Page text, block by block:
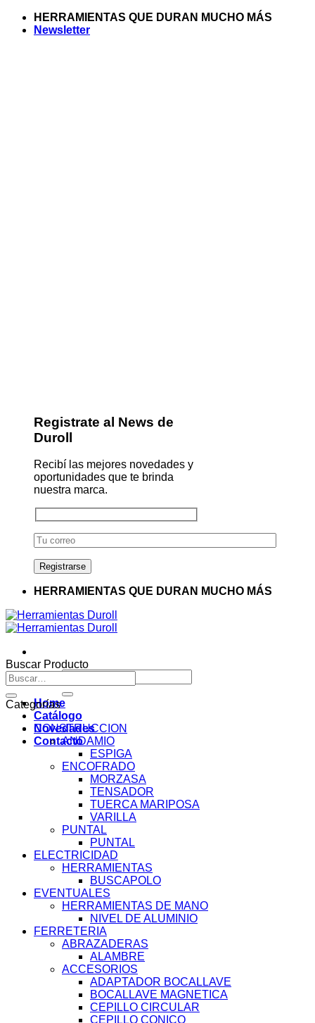
Saltar
HERRAMIENTAS QUE DURAN MUCHO MÁS
Newsletter
Registrate al News de
Duroll
Recibí las mejores novedades y
oportunidades que te brinda
nuestra marca.
HERRAMIENTAS QUE DURAN MUCHO MÁS
Buscar
por:
Home
Catálogo
Novedades
Contacto
Buscar Producto
Buscar
por:
Categorías
CONSTRUCCION
ANDAMIO
ESPIGA
ENCOFRADO
MORZASA
TENSADOR
TUERCA MARIPOSA
VARILLA
PUNTAL
PUNTAL
ELECTRICIDAD
HERRAMIENTAS
BUSCAPOLO
EVENTUALES
HERRAMIENTAS DE MANO
NIVEL DE ALUMINIO
FERRETERIA
ABRAZADERAS
ALAMBRE
ACCESORIOS
ADAPTADOR BOCALLAVE
BOCALLAVE MAGNETICA
CEPILLO CIRCULAR
CEPILLO CONICO